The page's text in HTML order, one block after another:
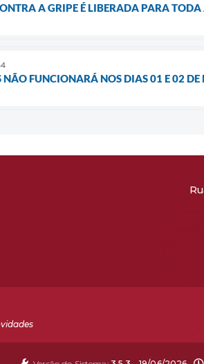
A GRIPE É LIBERADA PARA
NÃO FUNCIONARÁ NOS DIAS 01 E 02